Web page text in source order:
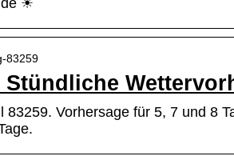
☀
83259
Vorhersage für 5, 7 und 8